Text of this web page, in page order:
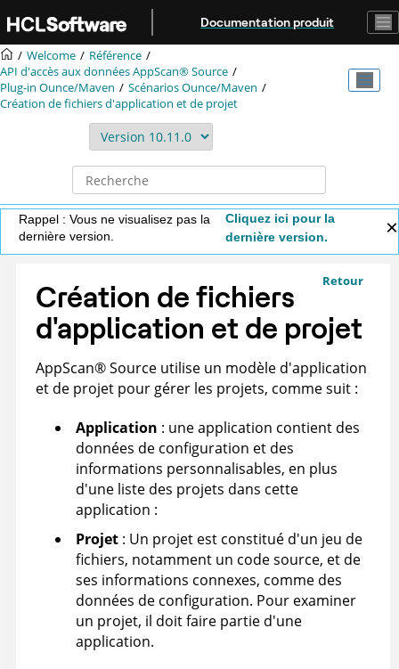
Aller au contenu principal
Documentation produit
Welcome
Référence
API d'accès aux donnéesAppScan® Source
Plug-in Ounce/Maven
Scénarios Ounce/Maven
Création de fichiers d'application et de projet
Rappel : Vous ne visualisez pas la
dernière version.
Cliquez ici pour la
dernière version.
Retour
Création de fichiers
d'application et de projet
AppScan®Source utilise un modèle d'application
et de projet pour gérer les projets, comme suit :
Application : une application contient des
données de configuration et des
informations personnalisables, en plus
d'une liste des projets dans cette
application :
Projet : Un projet est constitué d'un jeu de
fichiers, notamment un code source, et de
ses informations connexes, comme des
données de configuration. Pour examiner
un projet, il doit faire partie d'une
application.